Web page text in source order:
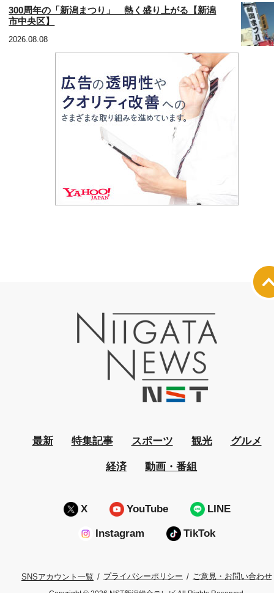
300周年の「新潟まつり」 熱く盛り上がる【新潟
市中央区】
2026.08.08
最新 特集記事 スポーツ 観光 グルメ
経済 動画・番組
X YouTube LINE
Instagram TikTok
SNSアカウント一覧 プライバシーポリシー ご意見・お問い合わせ